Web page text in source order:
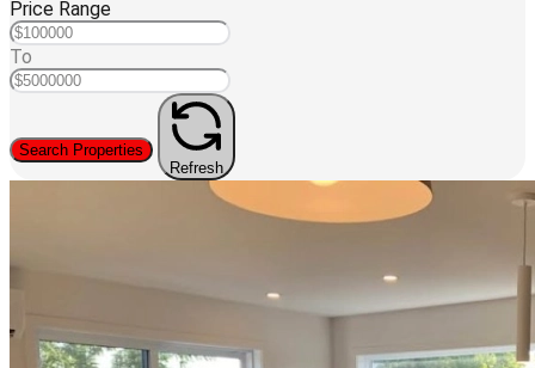
Price Range
To
Search Properties
Refresh